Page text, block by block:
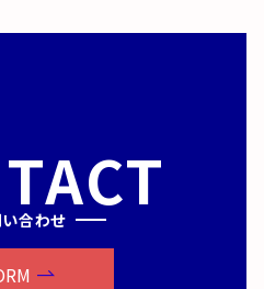
合わせ